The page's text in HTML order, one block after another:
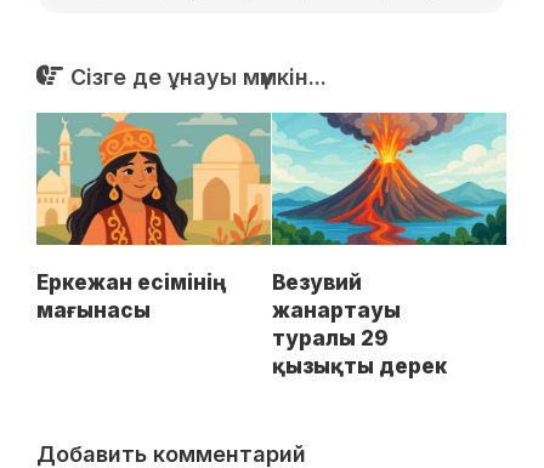
Сізге де ұнауы мүмкін...
Еркежан есімінің
мағынасы
Везувий
жанартауы
туралы 29
қызықты дерек
Добавить комментарий